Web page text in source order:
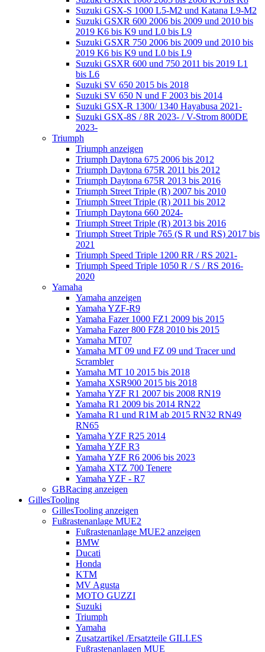
Suzuki GSX-S 1000 L5-M2 und Katana L9-M2
Suzuki GSXR 600 2006 bis 2009 und 2010 bis
2019 K6 bis K9 und L0 bis L9
Suzuki GSXR 750 2006 bis 2009 und 2010 bis
2019 K6 bis K9 und L0 bis L9
Suzuki GSXR 600 und 750 2011 bis 2019 L1
bis L6
Suzuki SV 650 2015 bis 2018
Suzuki SV 650 N und F 2003 bis 2014
Suzuki GSX-R 1300/ 1340 Hayabusa 2021-
Suzuki GSX-8S / 8R 2023- / V-Strom 800DE
2023-
Triumph
Triumph anzeigen
Triumph Daytona 675 2006 bis 2012
Triumph Daytona 675R 2011 bis 2012
Triumph Daytona 675R 2013 bis 2016
Triumph Street Triple (R) 2007 bis 2010
Triumph Street Triple (R) 2011 bis 2012
Triumph Daytona 660 2024-
Triumph Street Triple (R) 2013 bis 2016
Triumph Street Triple 765 (S R und RS) 2017 bis
2021
Triumph Speed Triple 1200 RR / RS 2021-
Triumph Speed Triple 1050 R / S / RS 2016-
2020
Yamaha
Yamaha anzeigen
Yamaha YZF-R9
Yamaha Fazer 1000 FZ1 2009 bis 2015
Yamaha Fazer 800 FZ8 2010 bis 2015
Yamaha MT07
Yamaha MT 09 und FZ 09 und Tracer und
Scrambler
Yamaha MT 10 2015 bis 2018
Yamaha XSR900 2015 bis 2018
Yamaha YZF R1 2007 bis 2008 RN19
Yamaha R1 2009 bis 2014 RN22
Yamaha R1 und R1M ab 2015 RN32 RN49
RN65
Yamaha YZF R25 2014
Yamaha YZF R3
Yamaha YZF R6 2006 bis 2023
Yamaha XTZ 700 Tenere
Yamaha YZF - R7
GBRacing anzeigen
GillesTooling
GillesTooling anzeigen
Fußrastenanlage MUE2
Fußrastenanlage MUE2 anzeigen
BMW
Ducati
Honda
KTM
MV Agusta
MOTO GUZZI
Suzuki
Triumph
Yamaha
Zusatzartikel /Ersatzteile GILLES
Fußrastenanlagen MUE